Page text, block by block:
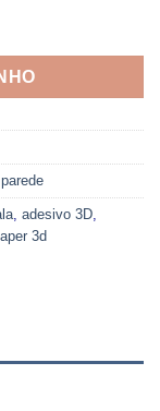
adesivo 3D
3d